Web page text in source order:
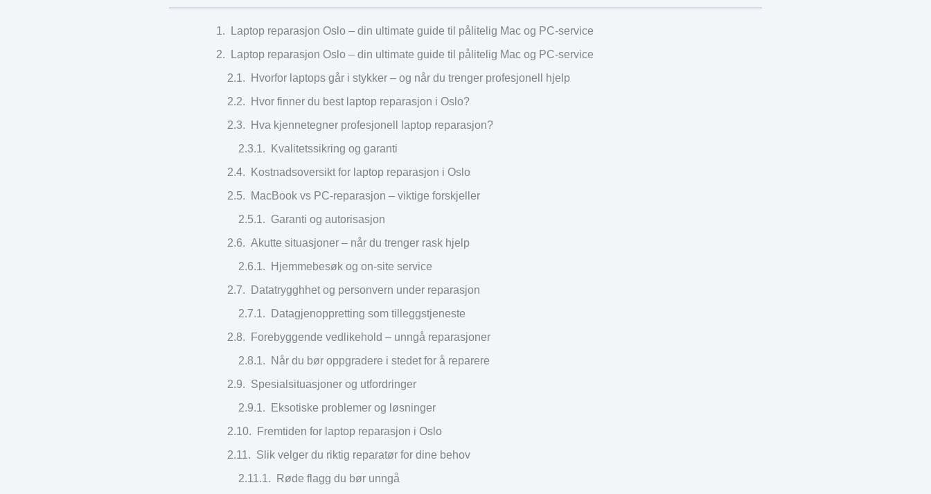
Laptop reparasjon Oslo – din ultimate guide til pålitelig Mac og PC-service
Laptop reparasjon Oslo – din ultimate guide til pålitelig Mac og PC-service
Hvorfor laptops går i stykker – og når du trenger profesjonell hjelp
Hvor finner du best laptop reparasjon i Oslo?
Hva kjennetegner profesjonell laptop reparasjon?
Kvalitetssikring og garanti
Kostnadsoversikt for laptop reparasjon i Oslo
MacBook vs PC-reparasjon – viktige forskjeller
Garanti og autorisasjon
Akutte situasjoner – når du trenger rask hjelp
Hjemmebesøk og on-site service
Datatrygghhet og personvern under reparasjon
Datagjenoppretting som tilleggstjeneste
Forebyggende vedlikehold – unngå reparasjoner
Når du bør oppgradere i stedet for å reparere
Spesialsituasjoner og utfordringer
Eksotiske problemer og løsninger
Fremtiden for laptop reparasjon i Oslo
Slik velger du riktig reparatør for dine behov
Røde flagg du bør unngå